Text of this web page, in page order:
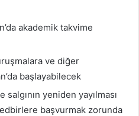
akademik takvime
ve diğer
başlayabilecek
salgının yeniden yayılması
başvurmak zorunda